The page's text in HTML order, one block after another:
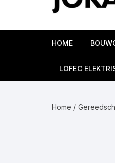
HOME
LOFEC
Home /